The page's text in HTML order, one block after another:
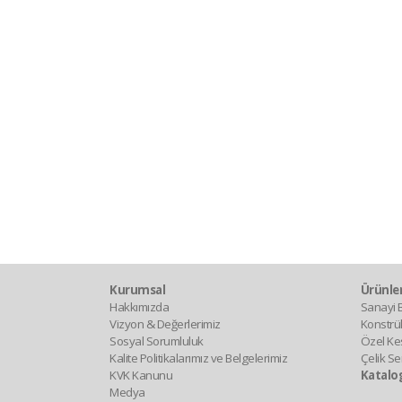
Kurumsal
Hakkımızda
Vizyon & Değerlerimiz
Sosyal Sorumluluk
Kalite Politikalarımız ve Belgelerimiz
KVK Kanunu
Medya
Sanayi
Özel
Çelik